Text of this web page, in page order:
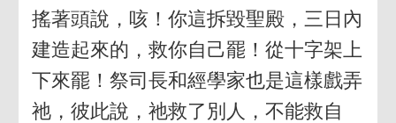
搖著頭說，咳！你這拆毀聖殿，三日內
建造起來的，救你自己罷！從十字架上
下來罷！祭司長和經學家也是這樣戲弄
祂，彼此說，祂救了別人，不能救自